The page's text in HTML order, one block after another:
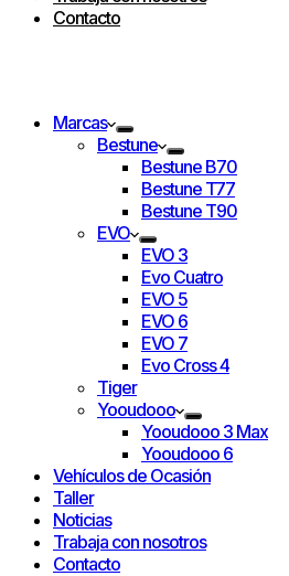
Contacto
Marcas
Bestune
Bestune B70
Bestune T77
Bestune T90
EVO
EVO 3
Evo Cuatro
EVO 5
EVO 6
EVO 7
Evo Cross 4
Tiger
Yooudooo
Yooudooo 3 Max
Yooudooo 6
Vehículos de Ocasión
Taller
Noticias
Trabaja con nosotros
Contacto